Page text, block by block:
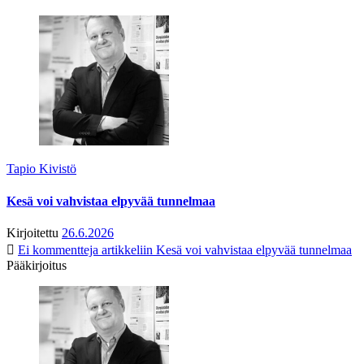
Tapio Kivistö
Kesä voi vahvistaa elpyvää tunnelmaa
Kirjoitettu 26.6.2026
Ei kommentteja artikkeliin Kesä voi vahvistaa elpyvää tunnelmaa
Pääkirjoitus